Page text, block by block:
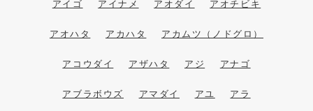
アイゴ アイナメ アオダイ アオチビキ
アオハタ アカハタ アカムツ（ノドグロ）
アコウダイ アザハタ アジ アナゴ
アブラボウズ アマダイ アユ アラ